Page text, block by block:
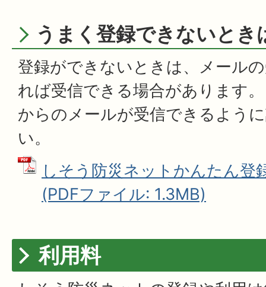
うまく登録できないとき
登録ができないときは、メール
れば受信できる場合があります
からのメールが受信できるよう
い。
しそう防災ネットかんたん登
(PDFファイル: 1.3MB)
利用料